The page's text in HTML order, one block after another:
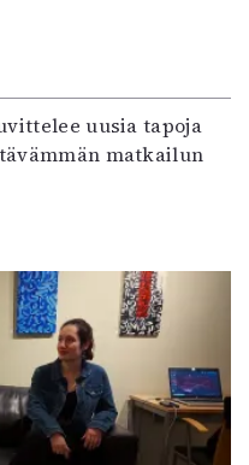
uusia tapoja
matkailun